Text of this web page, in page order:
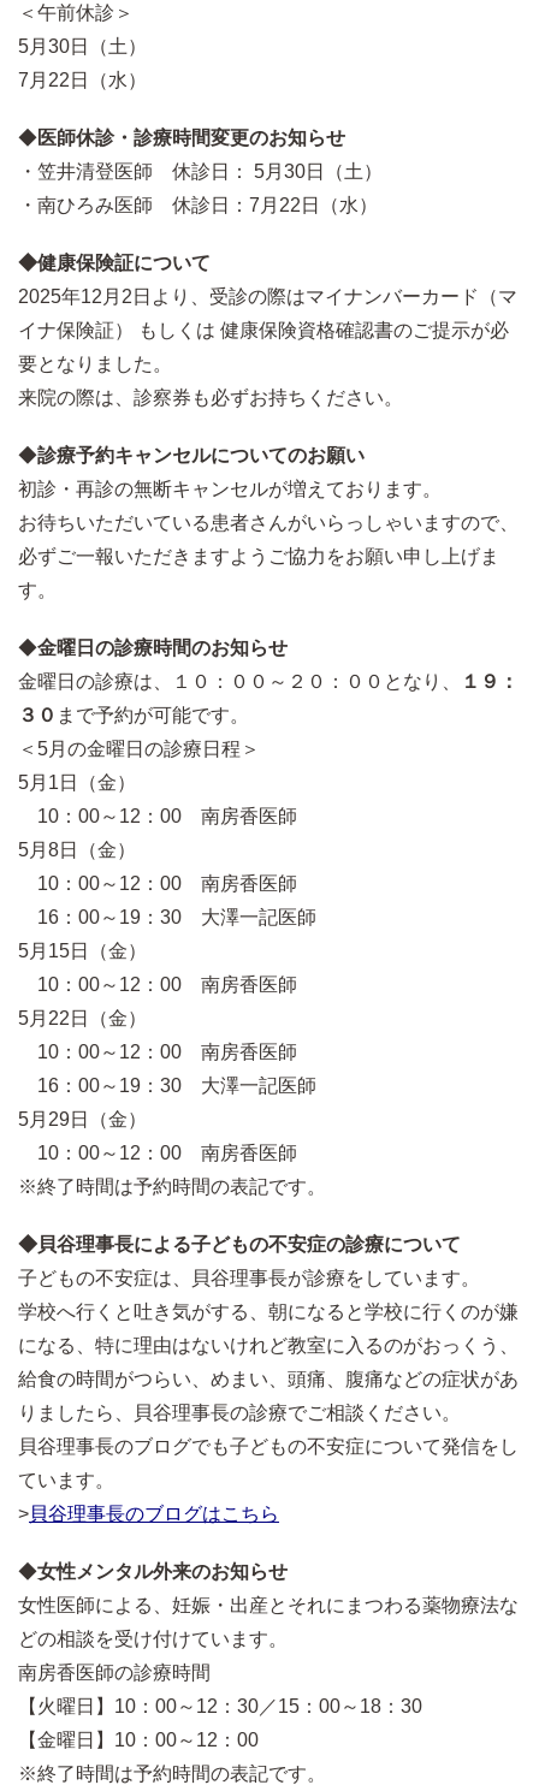
＜午前休診＞
5月30日（土）
7月22日（水）
◆医師休診・診療時間変更のお知らせ
・笠井清登医師 休診日： 5月30日（土）
・南ひろみ医師 休診日：7月22日（水）
◆健康保険証について
2025年12月2日より、受診の際はマイナンバーカード（マ
イナ保険証） もしくは 健康保険資格確認書のご提示が必
要となりました。
来院の際は、診察券も必ずお持ちください。
◆診療予約キャンセルについてのお願い
初診・再診の無断キャンセルが増えております。
お待ちいただいている患者さんがいらっしゃいますので、
必ずご一報いただきますようご協力をお願い申し上げま
す。
◆金曜日の診療時間のお知らせ
金曜日の診療は、１０：００～２０：００となり、
１９：
３０ まで予約が可能です。
＜5月の金曜日の診療日程＞
5月1日（金）
10：00～12：00 南房香医師
5月8日（金）
10：00～12：00 南房香医師
16：00～19：30 大澤一記医師
5月15日（金）
10：00～12：00 南房香医師
5月22日（金）
10：00～12：00 南房香医師
16：00～19：30 大澤一記医師
5月29日（金）
10：00～12：00 南房香医師
※終了時間は予約時間の表記です。
◆貝谷理事長による子どもの不安症の診療について
子どもの不安症は、貝谷理事長が診療をしています。
学校へ行くと吐き気がする、朝になると学校に行くのが嫌
になる、特に理由はないけれど教室に入るのがおっくう、
給食の時間がつらい、めまい、頭痛、腹痛などの症状があ
りましたら、貝谷理事長の診療でご相談ください。
貝谷理事長のブログでも子どもの不安症について発信をし
ています。
>貝谷理事長のブログはこちら
◆女性メンタル外来のお知らせ
女性医師による、妊娠・出産とそれにまつわる薬物療法な
どの相談を受け付けています。
南房香医師の診療時間
【火曜日】10：00～12：30／15：00～18：30
【金曜日】10：00～12：00
※終了時間は予約時間の表記です。